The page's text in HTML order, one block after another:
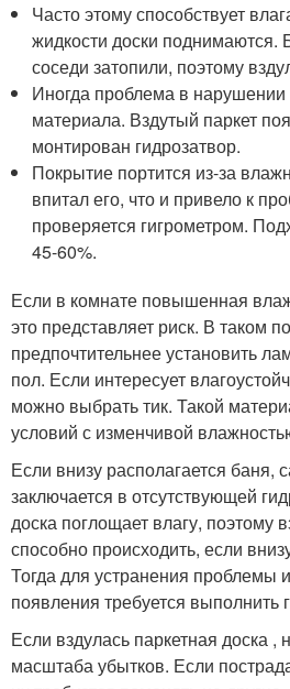
Часто этому способствует
жидкости доски поднимаются.
соседи затопили, поэтому
Иногда проблема в нарушении
материала. Вздутый паркет
монтирован гидрозатвор.
Покрытие портится из-за
впитал его, что и привело к
проверяется гигрометром.
45-60%.
Если в комнате повышенная
это представляет риск. В таком
предпочтительнее установить
пол. Если интересует
можно выбрать тик. Такой
условий с изменчивой
Если внизу располагается баня,
заключается в отсутствующей
доска поглощает влагу, поэтому
способно происходить, если
Тогда для устранения проблемы
появления требуется выполнить
Если вздулась паркетная доска ,
масштаба убытков. Если